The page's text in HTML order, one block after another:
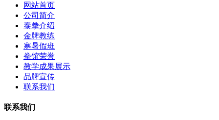
网站首页
公司简介
泰拳介绍
金牌教练
寒暑假班
拳馆荣誉
教学成果展示
品牌宣传
联系我们
联系我们